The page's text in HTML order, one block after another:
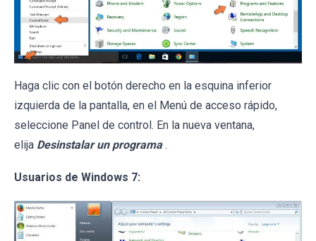
Haga clic con el botón derecho en la esquina inferior
izquierda de la pantalla, en el Menú de acceso rápido,
seleccione Panel de control. En la nueva ventana,
elija Desinstalar un programa .
Usuarios de Windows 7: